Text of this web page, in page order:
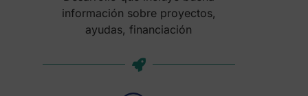
información sobre proyectos,
ayudas, financiación